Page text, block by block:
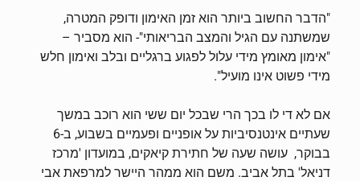
"הדבר החשוב ביותר הוא זמן האימון ודופק המטרה,
שמשתנה עם הגיל והמצב הבריאותי"- הוא מסביר –
"אימון מאומץ מידי עלול לפגוע ברגליים ובלב ואימון חלש
מידי פשוט אינו מועיל".
אם לא די לו בכך הרי שבכל יום ששי הוא רוכב במשך
שעתיים אינטנסיביות על אופניים ופעמיים בשבוע, ב-6
בבוקר, עושה שעה של חתירת קיאקים, במועדון 'מרכז
דניאל' בתל אביב. משם הוא ממהר היישר למרפאת אבי